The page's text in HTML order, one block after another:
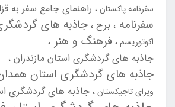
سفرنامه پاکستان راهنمای جامع سفر به
سفرنامه برج جاذبه های
اکوتوریسم فرهنگ و هنر
جاذبه های گردشگری استان مازندران
جاذبه های گردشگری استان
ویزای تاجیکستان جاذبه های گردشگری